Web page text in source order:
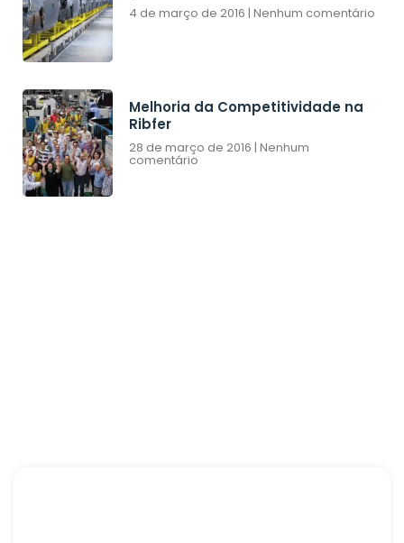
4 de março de 2016 Nenhum comentário
Melhoria da Competitividade na
Ribfer
28 de março de 2016 Nenhum
comentário